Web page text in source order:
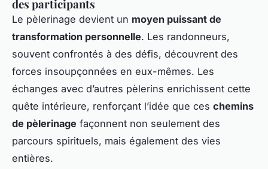
des participants
Le pèlerinage devient un moyen puissant de
transformation personnelle. Les randonneurs,
souvent confrontés à des défis, découvrent des
forces insoupçonnées en eux-mêmes. Les
échanges avec d’autres pèlerins enrichissent cette
quête intérieure, renforçant l’idée que ces chemins
de pèlerinage façonnent non seulement des
parcours spirituels, mais également des vies
entières.